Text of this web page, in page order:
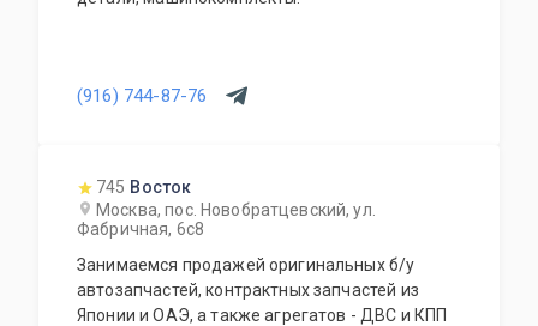
(916) 744-87-76
745 Восток
Москва, пос. Новобратцевский, ул.
Фабричная, 6с8
Занимаемся продажей оригинальных б/у
автозапчастей, контрактных запчастей из
Японии и ОАЭ, а также агрегатов - ДВС и КПП